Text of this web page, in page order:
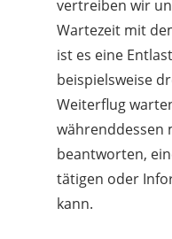
vertreiben wir
Wartezeit mit
ist es eine
beispielsweise
Weiterflug
währenddessen
beantworten,
tätigen oder
kann.